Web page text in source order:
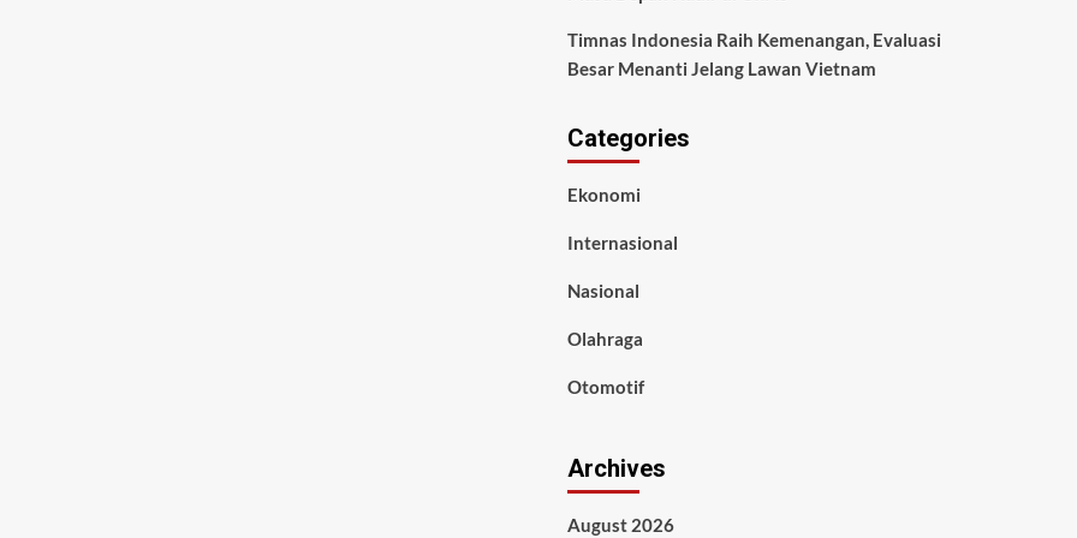
Timnas Indonesia Raih Kemenangan, Evaluasi
Besar Menanti Jelang Lawan Vietnam
Categories
Ekonomi
Internasional
Nasional
Olahraga
Otomotif
Archives
August 2026